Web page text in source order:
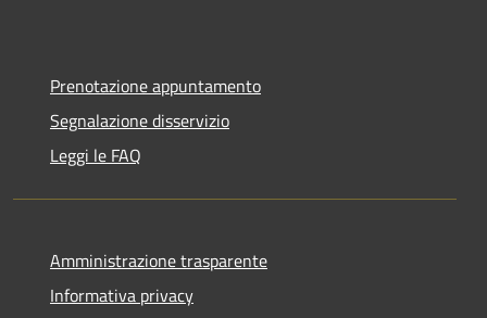
Prenotazione appuntamento
Segnalazione disservizio
Leggi le FAQ
Amministrazione trasparente
Informativa privacy